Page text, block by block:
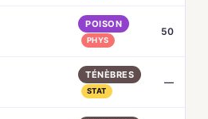
POISON
PHYS
50
TÉNÈBRES
STAT
—